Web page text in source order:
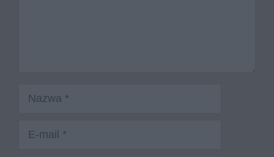
Nazwa